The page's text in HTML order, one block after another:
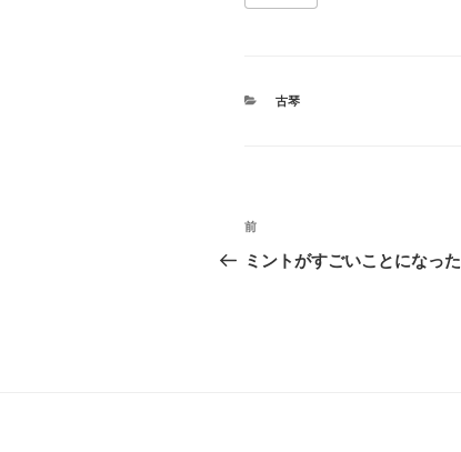
カ
古琴
投
稿
前
の
前
ミントがすごいことになった